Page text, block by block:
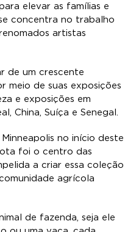
elevar as famílias e
concentra no trabalho
artistas
de um crescente
meio de suas exposições
e exposições em
China, Suíça e Senegal.
no início deste
foi o centro das
a criar essa coleção
agrícola
de fazenda, seja ele